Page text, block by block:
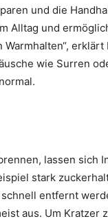
und die
Alltag und
erklärt
wie Surren
lassen sich
stark
entfernt
aus. Um Kratzer